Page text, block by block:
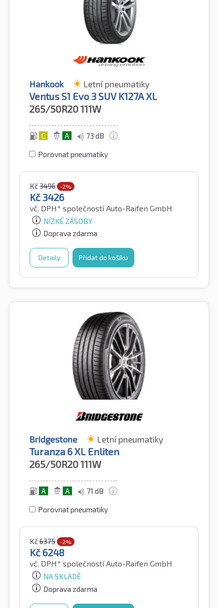
Hankook Letní pneumatiky
Ventus S1 Evo 3 SUV K127A XL
265/50R20111W
C A 73 dB
Porovnat pneumatiky
Kč3496 -2%
Kč 3426
vč. DPH* společností Auto-Raifen GmbH
NÍZKÉ ZÁSOBY
Doprava zdarma
Detaily Přidat do košíku
Bridgestone Letní pneumatiky
Turanza 6 XL Enliten
265/50R20111W
A A 71 dB
Porovnat pneumatiky
Kč6375 -2%
Kč 6248
vč. DPH* společností Auto-Raifen GmbH
NA SKLADĚ
Doprava zdarma